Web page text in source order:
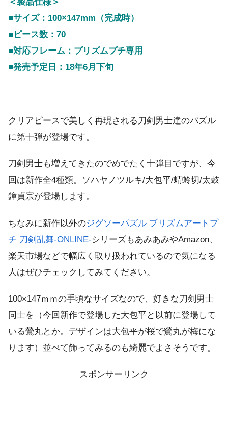
■サイズ：100×147mm（完成時）
■ピース数：70
■対応フレーム：プリズムプチ専用
■発売予定日：18年6月下旬
クリアピースで美しく再現される刀剣男士達のパズル
に第十弾が登場です。
刀剣男士も増えてきたのでめでたく十弾目ですが、今
回は新作全4種類。ソハヤノツルキ/大包平/蜻蛉切/太鼓
鐘貞宗が登場します。
ちなみに新作以外のジグソーパズル プリズムアートプ
チ 刀剣乱舞-ONLINE-シリーズもあみあみやAmazon、
楽天市場などで幅広く取り扱われているので気になる
人はぜひチェックしてみてください。
100×147ｍｍの手頃なサイズなので、好きな刀剣男士
同士を（今回新作で登場した大包平と以前に登場して
いる鶯丸とか。デザインは大包平が桜で鶯丸が梅にな
ります）並べて飾ってみるのも綺麗でよさそうです。
スポンサーリンク